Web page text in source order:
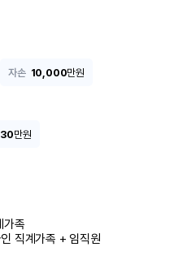
자손 10,000만원
30만원
가족
직계가족 + 임직원